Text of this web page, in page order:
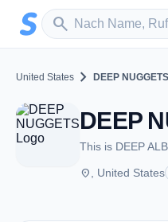
Zum Hauptinhalt springen
search
Sender suchen
United States chevron_right DEEP NUGGETS
DEEP
This is DEEP
place , United States